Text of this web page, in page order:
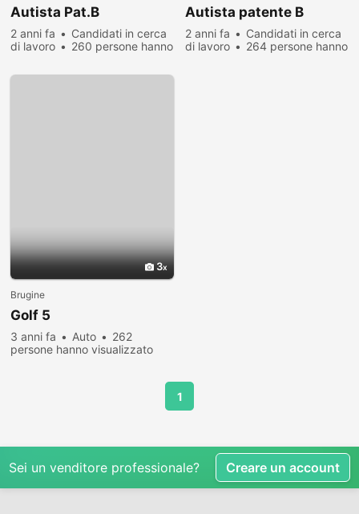
Autista Pat.B
2 anni fa
Candidati in cerca
di lavoro
260 persone hanno
Autista patente B
2 anni fa
Candidati in cerca
di lavoro
264 persone hanno
3
Brugine
Golf 5
3 anni fa Auto
262
persone hanno visualizzato
1
Sei un venditore professionale? Creare un account